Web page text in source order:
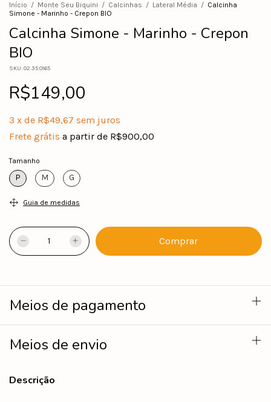
Início / Monte Seu Biquini / Calcinhas / Lateral Média / Calcinha
Simone - Marinho - Crepon BIO
Calcinha Simone - Marinho - Crepon
BIO
SKU:02.35.0165
R$149,00
3 x de R$49,67 sem juros
Frete grátis a partir de R$900,00
Tamanho
P M G
Guia de medidas
Meios de pagamento
Meios de envio
Descrição